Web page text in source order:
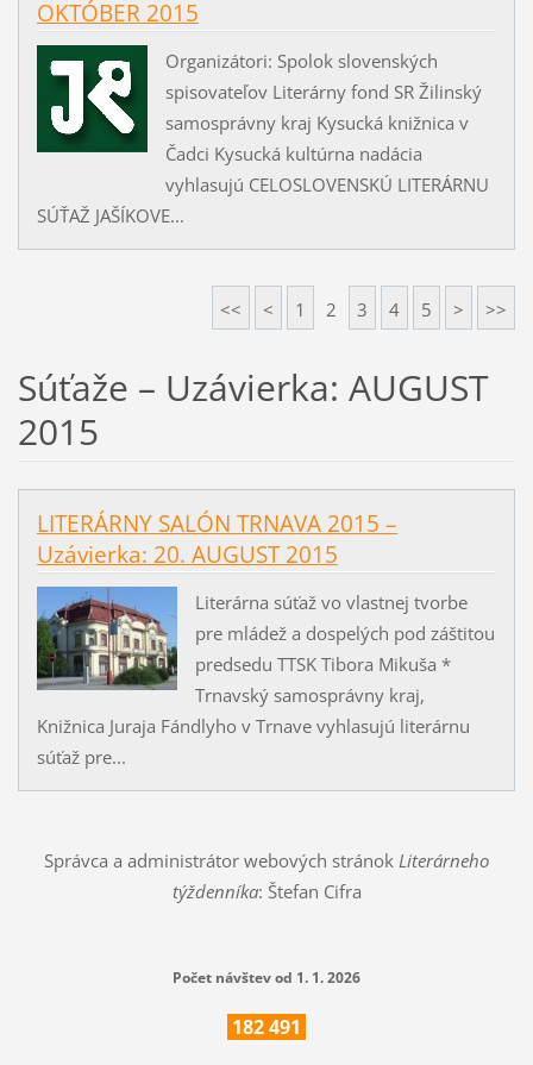
OKTÓBER 2015
Organizátori: Spolok slovenských
spisovateľov Literárny fond SR Žilinský
samosprávny kraj Kysucká knižnica v
Čadci Kysucká kultúrna nadácia
vyhlasujú CELOSLOVENSKÚ LITERÁRNU
SÚŤAŽ JAŠÍKOVE...
<< < 1 2 3 4 5 > >>
Súťaže – Uzávierka: AUGUST
2015
LITERÁRNY SALÓN TRNAVA 2015 –
Uzávierka: 20. AUGUST 2015
Literárna súťaž vo vlastnej tvorbe
pre mládež a dospelých pod záštitou
predsedu TTSK Tibora Mikuša *
Trnavský samosprávny kraj,
Knižnica Juraja Fándlyho v Trnave vyhlasujú literárnu
súťaž pre...
Správca a administrátor webových stránok Literárneho
týždenníka: Štefan Cifra
Počet návštev od 1. 1. 2026
182491